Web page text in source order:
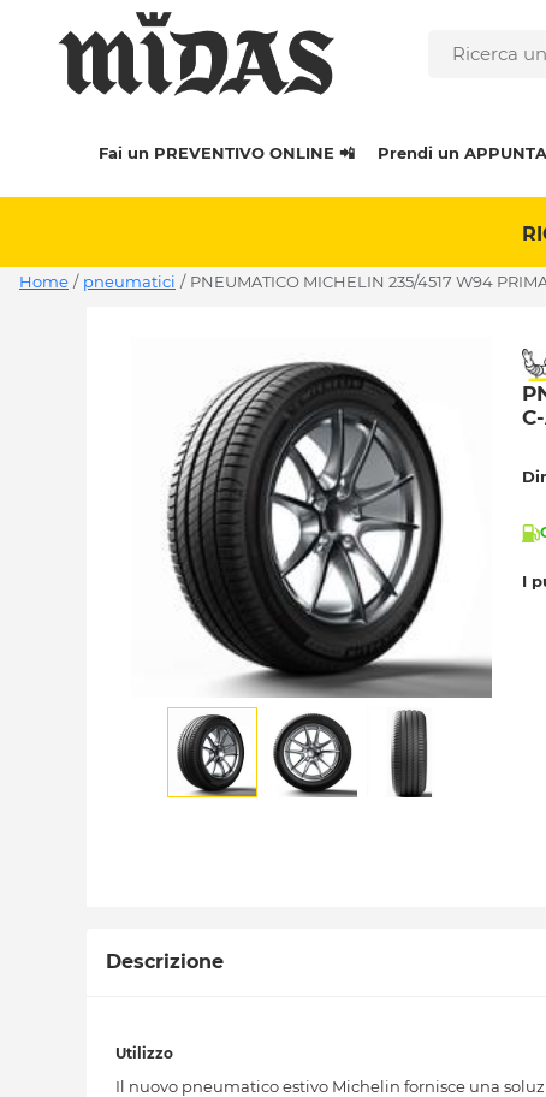
Fai un PREVENTIVO ONLINE 📲 Prendi un
Home / pneumatici / PNEUMATICO MICHELIN 235/4517 W94
I
Descrizione
Utilizzo
Il nuovo pneumatico estivo Michelin fornisce una